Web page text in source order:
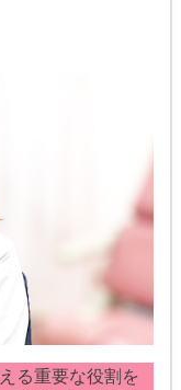
る重要な役割を